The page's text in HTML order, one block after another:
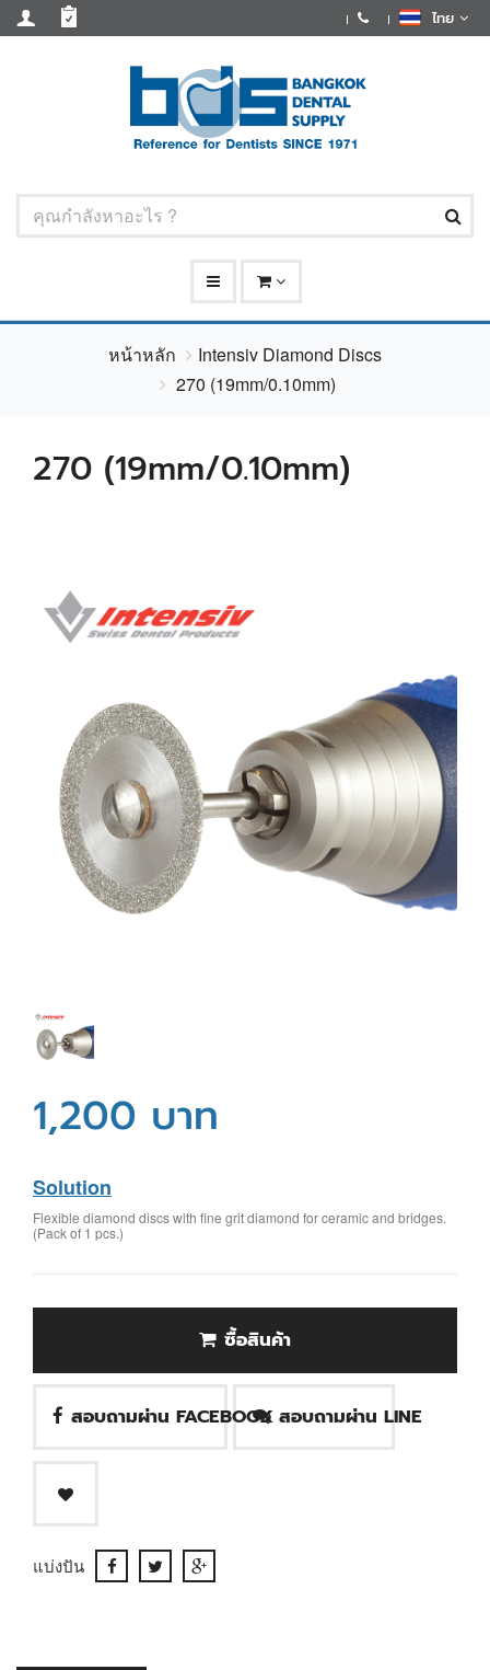
ไทย
หน้าหลัก
Intensiv Diamond Discs
270 (19mm/0.10mm)
270 (19mm/0.10mm)
1,200 บาท
Solution
Flexible diamond discs with fine grit diamond for ceramic and bridges.
(Pack of 1 pcs.)
ซื้อสินค้า
สอบถามผ่าน FACEBOOK สอบถามผ่าน LINE
แบ่งปัน